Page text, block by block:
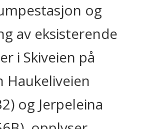
og
av eksisterende
i Skiveien på
Haukeliveien
og Jerpeleina